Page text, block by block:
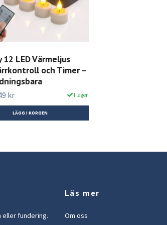
12 LED Värmeljus
och Timer –
kr I lager.
eller fundering.
Läs mer
Om oss